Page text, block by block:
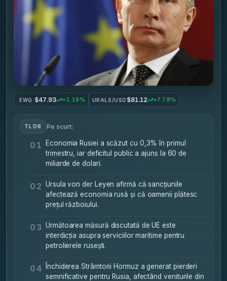
EWQ $47.93 +1.18% URALS/USD $81.12 +7.79%
TLDR Pe scurt:
01
Economia Rusiei a scăzut cu 0,3% în primul
trimestru, iar deficitul public a ajuns la 60 de
miliarde de dolari.
02 Ursula von der Leyen afirmă că sancțiunile
afectează economia rusă și că oamenii plătesc
prețul războiului.
03 Următoarea măsură discutată de UE este
interdicția asupra serviciilor maritime pentru
petrolierele rusești.
04
Închiderea Strâmtorii Hormuz a generat pierderi
semnificative pentru Rusia, afectând veniturile din